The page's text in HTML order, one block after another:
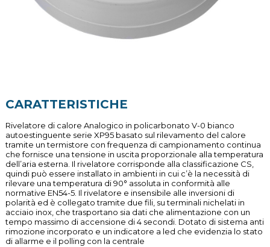
CARATTERISTICHE
Rivelatore di calore Analogico in policarbonato V-0 bianco
autoestinguente serie XP95 basato sul rilevamento del calore
tramite un termistore con frequenza di campionamento continua
che fornisce una tensione in uscita proporzionale alla temperatura
dell’aria esterna. Il rivelatore corrisponde alla classificazione CS,
quindi può essere installato in ambienti in cui c’è la necessità di
rilevare una temperatura di 90° assoluta in conformità alle
normative EN54-5. Il rivelatore e insensibile alle inversioni di
polarità ed è collegato tramite due fili, su terminali nichelati in
acciaio inox, che trasportano sia dati che alimentazione con un
tempo massimo di accensione di 4 secondi. Dotato di sistema anti
rimozione incorporato e un indicatore a led che evidenzia lo stato
di allarme e il polling con la centrale